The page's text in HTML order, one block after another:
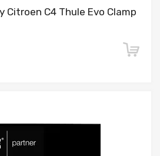
Citroen C4 Thule Evo Clamp